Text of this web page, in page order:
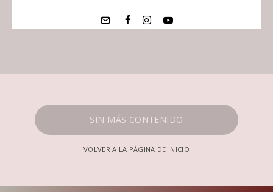
SIN MÁS CONTENIDO
VOLVER A LA PÁGINA DE INICIO